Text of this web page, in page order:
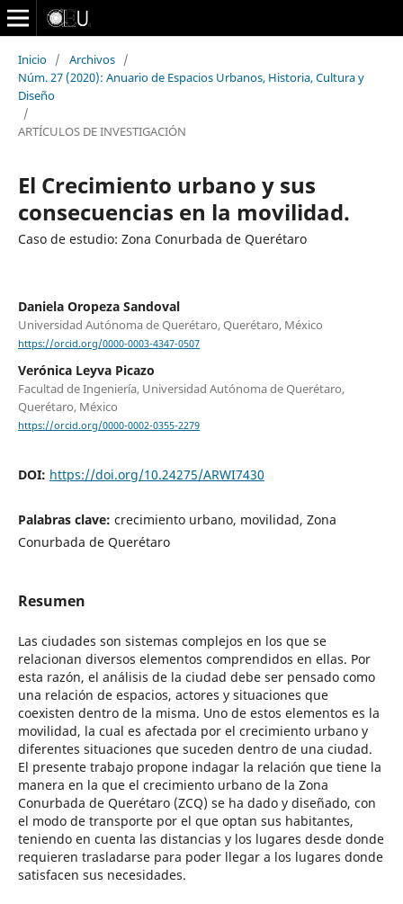
Inicio / Archivos /
Núm. 27 (2020): Anuario de Espacios Urbanos, Historia, Cultura y
Diseño
/
ARTÍCULOS DE INVESTIGACIÓN
El Crecimiento urbano y sus
consecuencias en la movilidad.
Caso de estudio: Zona Conurbada de Querétaro
Daniela Oropeza Sandoval
Universidad Autónoma de Querétaro, Querétaro, México
https://orcid.org/0000-0003-4347-0507
Verónica Leyva Picazo
Facultad de Ingeniería, Universidad Autónoma de Querétaro,
Querétaro, México
https://orcid.org/0000-0002-0355-2279
DOI: https://doi.org/10.24275/ARWI7430
Palabras clave: crecimiento urbano, movilidad, Zona
Conurbada de Querétaro
Resumen
Las ciudades son sistemas complejos en los que se
relacionan diversos elementos comprendidos en ellas. Por
esta razón, el análisis de la ciudad debe ser pensado como
una relación de espacios, actores y situaciones que
coexisten dentro de la misma. Uno de estos elementos es la
movilidad, la cual es afectada por el crecimiento urbano y
diferentes situaciones que suceden dentro de una ciudad.
El presente trabajo propone indagar la relación que tiene la
manera en la que el crecimiento urbano de la Zona
Conurbada de Querétaro (ZCQ) se ha dado y diseñado, con
el modo de transporte por el que optan sus habitantes,
teniendo en cuenta las distancias y los lugares desde donde
requieren trasladarse para poder llegar a los lugares donde
satisfacen sus necesidades.